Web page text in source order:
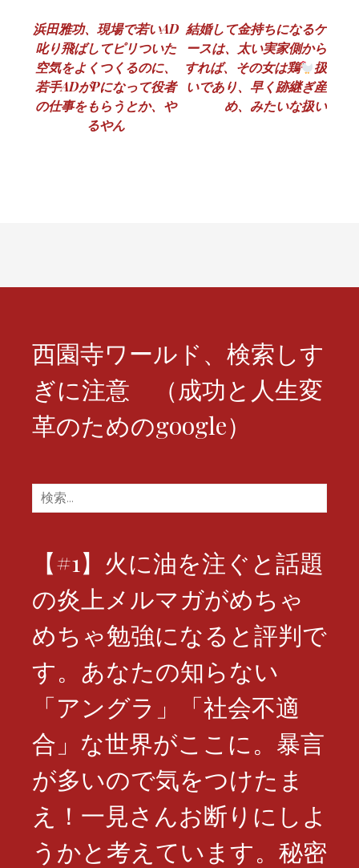
投
稿
ナ
ビ
浜田雅功、現場で若いAD
叱り飛ばしてピリついた
空気をよくつくるのに、
若手ADがPになって役者
の仕事をもらうとか、や
るやん
結婚して金持ちになるケ
ースは、太い実家側から
すれば、その女は鶏
扱
いであり、早く跡継ぎ産
め、みたいな扱い
西園寺ワールド、検索しす
ぎに注意 （成功と人生変
革のためのgoogle）
検
索:
【#1】火に油を注ぐと話題
の炎上メルマガがめちゃ
めちゃ勉強になると評判で
す。あなたの知らない
「アングラ」「社会不適
合」な世界がここに。暴言
が多いので気をつけたま
え！一見さんお断りにしよ
うかと考えています。秘密